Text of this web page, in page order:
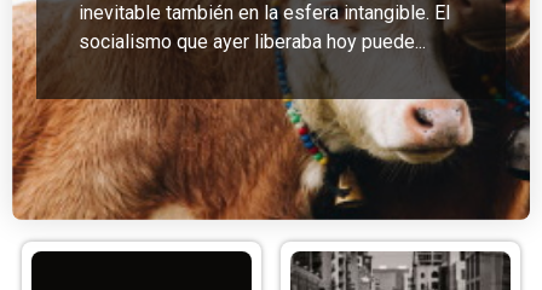
inevitable también en la esfera intangible. El
socialismo que ayer liberaba hoy puede...